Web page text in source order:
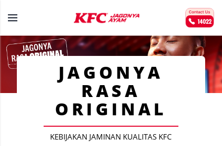
JAGONYA
RASA
ORIGINAL
KEBIJAKAN JAMINAN KUALITAS KFC